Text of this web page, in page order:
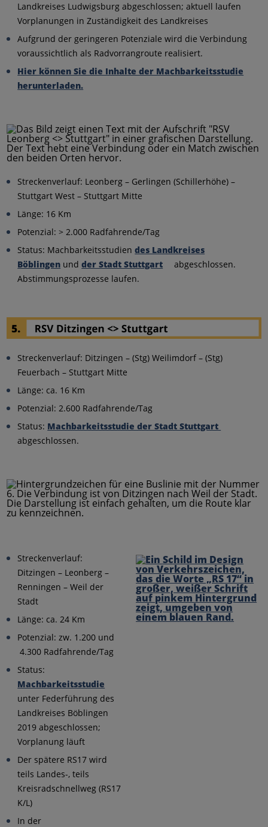
Landkreises Ludwigsburg abgeschlossen; aktuell laufen
Vorplanungen in Zuständigkeit des Landkreises
Aufgrund der geringeren Potenziale wird die Verbindung
voraussichtlich als Radvorrangroute realisiert.
Hier können Sie die Inhalte der Machbarkeitsstudie
herunterladen.
Streckenverlauf: Leonberg – Gerlingen (Schillerhöhe) –
Stuttgart West – Stuttgart Mitte
Länge: 16 Km
Potenzial: > 2.000 Radfahrende/Tag
Status: Machbarkeitsstudiendes Landkreises
Böblingen undder Stadt Stuttgart
abgeschlossen.
Abstimmungsprozesse laufen.
Streckenverlauf: Ditzingen – (Stg) Weilimdorf – (Stg)
Feuerbach – Stuttgart Mitte
Länge: ca. 16 Km
Potenzial: 2.600 Radfahrende/Tag
Status: Machbarkeitsstudie der Stadt Stuttgart
abgeschlossen.
Streckenverlauf:
Ditzingen – Leonberg –
Renningen – Weil der
Stadt
Länge: ca. 24 Km
Potenzial: zw. 1.200 und
4.300 Radfahrende/Tag
Status:
Machbarkeitsstudie
unter Federführung des
Landkreises Böblingen
2019 abgeschlossen;
Vorplanung läuft
Der spätere RS17 wird
teils Landes-, teils
Kreisradschnellweg (RS17
K/L)
In der